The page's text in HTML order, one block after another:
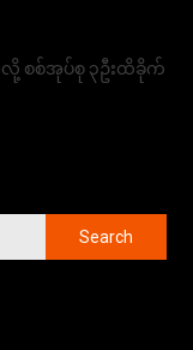
စစ်အုပ်စု ၃ဦးထိခိုက်